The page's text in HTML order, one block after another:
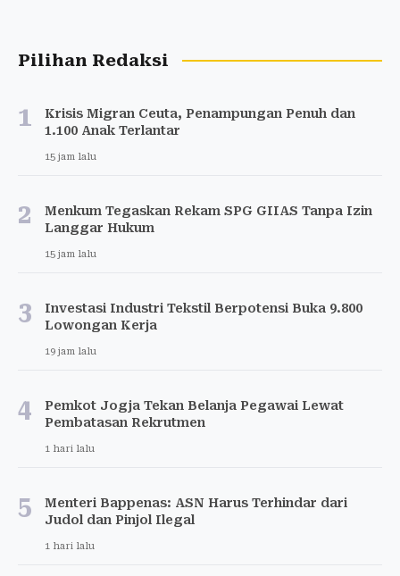
Pilihan Redaksi
1
Krisis Migran Ceuta, Penampungan Penuh dan
1.100 Anak Terlantar
15 jam lalu
2
Menkum Tegaskan Rekam SPG GIIAS Tanpa Izin
Langgar Hukum
15 jam lalu
3
Investasi Industri Tekstil Berpotensi Buka 9.800
Lowongan Kerja
19 jam lalu
4
Pemkot Jogja Tekan Belanja Pegawai Lewat
Pembatasan Rekrutmen
1 hari lalu
5
Menteri Bappenas: ASN Harus Terhindar dari
Judol dan Pinjol Ilegal
1 hari lalu